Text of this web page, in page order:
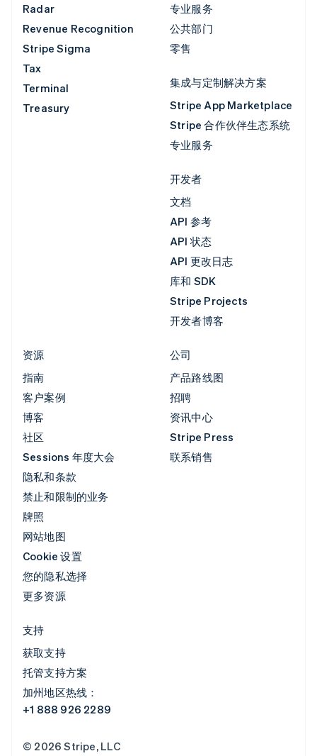
Radar
Revenue Recognition
Stripe Sigma
Tax
Terminal
Treasury
专业服务
公共部门
零售
集成与定制解决方案
Stripe App Marketplace
Stripe 合作伙伴生态系统
专业服务
开发者
文档
API 参考
API 状态
API 更改日志
库和 SDK
Stripe Projects
开发者博客
资源
指南
客户案例
博客
社区
Sessions 年度大会
隐私和条款
禁止和限制的业务
牌照
网站地图
Cookie 设置
您的隐私选择
更多资源
公司
产品路线图
招聘
资讯中心
Stripe Press
联系销售
支持
获取支持
托管支持方案
加州地区热线：
+1 888 926 2289
© 2026 Stripe, LLC